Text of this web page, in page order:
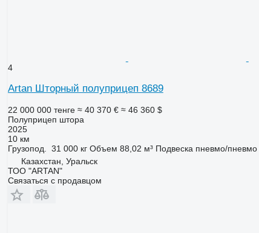
4
Artan Шторный полуприцеп 8689
22 000 000 тенге ≈ 40 370 € ≈ 46 360 $
Полуприцеп штора
2025
10 км
Грузопод.
31 000 кг Объем 88,02 м³ Подвеска пневмо/пневмо
Казахстан, Уральск
ТОО "ARTAN"
Связаться с продавцом